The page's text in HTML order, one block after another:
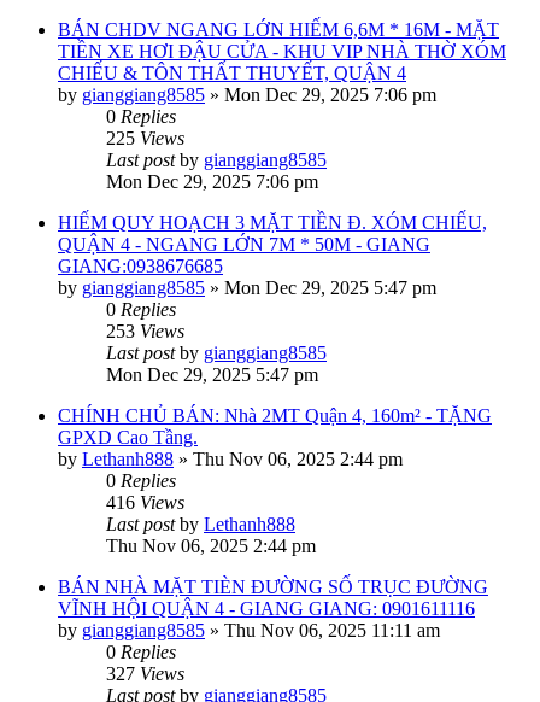
BÁN CHDV NGANG LỚN HIẾM 6,6M * 16M - MẶT
TIỀN XE HƠI ĐẬU CỬA - KHU VIP NHÀ THỜ XÓM
CHIẾU & TÔN THẤT THUYẾT, QUẬN 4
by gianggiang8585 » Mon Dec 29, 2025 7:06 pm
0 Replies
225 Views
Last postby gianggiang8585
Mon Dec 29, 2025 7:06 pm
HIẾM QUY HOẠCH 3 MẶT TIỀN Đ. XÓM CHIẾU,
QUẬN 4 - NGANG LỚN 7M * 50M - GIANG
GIANG:0938676685
by gianggiang8585 » Mon Dec 29, 2025 5:47 pm
0 Replies
253 Views
Last postby gianggiang8585
Mon Dec 29, 2025 5:47 pm
CHÍNH CHỦ BÁN: Nhà 2MT Quận 4, 160m² - TẶNG
GPXD Cao Tầng.
by Lethanh888 » Thu Nov 06, 2025 2:44 pm
0 Replies
416 Views
Last postby Lethanh888
Thu Nov 06, 2025 2:44 pm
BÁN NHÀ MẶT TIÈN ĐƯỜNG SỐ TRỤC ĐƯỜNG
VĨNH HỘI QUẬN 4 - GIANG GIANG: 0901611116
by gianggiang8585 » Thu Nov 06, 2025 11:11 am
0 Replies
327 Views
Last postby gianggiang8585